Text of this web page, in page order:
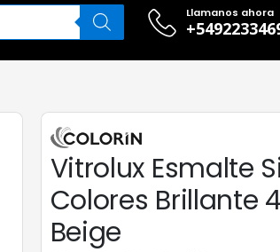
Llamanos ahora
Vitrolux Esmalte
Colores Brillante
Beige